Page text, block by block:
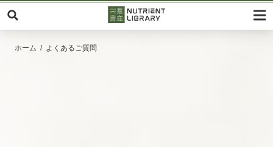
ホーム よくあるご質問